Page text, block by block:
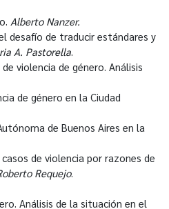
Alberto Nanzer.
desafío de traducir estándares y
A. Pastorella
violencia de género. Análisis
de género en la Ciudad
de Buenos Aires en la
de violencia por razones de
Requejo.
Análisis de la situación en el